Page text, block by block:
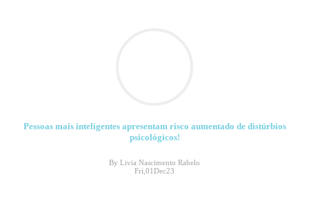
Pessoas mais inteligentes apresentam risco aumentado de distúrbios
psicológicos!
By Livia Nascimento Rabelo
Fri,01Dec23